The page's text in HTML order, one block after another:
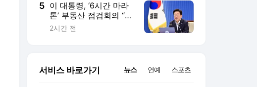
5 이 대통령, ‘6시간 마라
톤’ 부동산 점검회의 “전
폭적 공급 확대…기존
2시간 전
서비스 바로가기 뉴스 연예 스포츠